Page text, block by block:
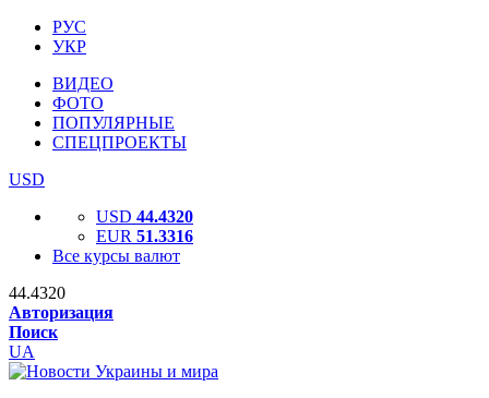
РУС
УКР
ВИДЕО
ФОТО
ПОПУЛЯРНЫЕ
СПЕЦПРОЕКТЫ
USD
USD 44.4320
EUR 51.3316
Все курсы валют
44.4320
Авторизация
Поиск
UA